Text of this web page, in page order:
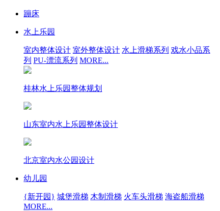
蹦床
水上乐园
室内整体设计 室外整体设计 水上滑梯系列 戏水小品系
列 PU-漂流系列 MORE...
桂林水上乐园整体规划
山东室内水上乐园整体设计
北京室内水公园设计
幼儿园
{新开园} 城堡滑梯 木制滑梯 火车头滑梯 海盗船滑梯
MORE...